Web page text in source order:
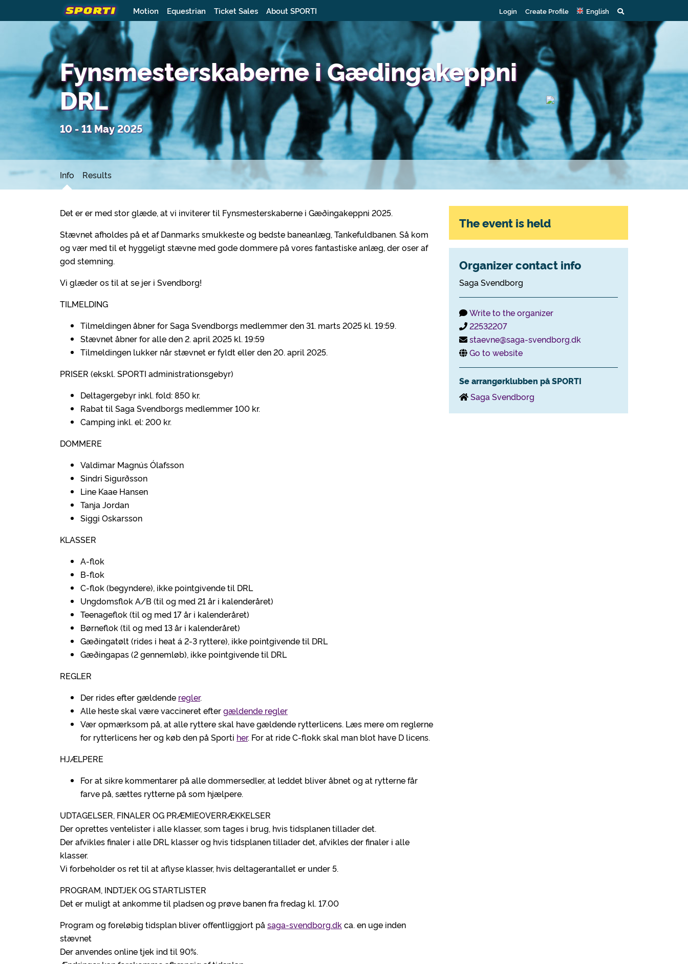
Motion Equestrian Ticket Sales About SPORTI Login Create Profile English
Fynsmesterskaberne i Gædingakeppni
DRL
10 - 11 May 2025
Info Results
Det er er med stor glæde, at vi inviterer til Fynsmesterskaberne i Gæðingakeppni 2025.
Stævnet afholdes på et af Danmarks smukkeste og bedste baneanlæg, Tankefuldbanen. Så kom
og vær med til et hyggeligt stævne med gode dommere på vores fantastiske anlæg, der oser af
god stemning.
Vi glæder os til at se jer i Svendborg!
TILMELDING
Tilmeldingen åbner for Saga Svendborgs medlemmer den 31. marts 2025 kl. 19:59.
Stævnet åbner for alle den 2. april 2025 kl. 19:59
Tilmeldingen lukker når stævnet er fyldt eller den 20. april 2025.
PRISER (ekskl. SPORTI administrationsgebyr)
Deltagergebyr inkl. fold: 850 kr.
Rabat til Saga Svendborgs medlemmer 100 kr.
Camping inkl. el: 200 kr.
DOMMERE
Valdimar Magnús Ólafsson
Sindri Sigurðsson
Line Kaae Hansen
Tanja Jordan
Siggi Oskarsson
KLASSER
A-flok
B-flok
C-flok (begyndere), ikke pointgivende til DRL
Ungdomsflok A/B (til og med 21 år i kalenderåret)
Teenageflok (til og med 17 år i kalenderåret)
Børneflok (til og med 13 år i kalenderåret)
Gæðingatølt (rides i heat á 2-3 ryttere), ikke pointgivende til DRL
Gæðingapas (2 gennemløb), ikke pointgivende til DRL
REGLER
Der rides efter gældende regler.
Alle heste skal være vaccineret eftergældende regler
Vær opmærksom på, at alle ryttere skal have gældende rytterlicens. Læs mere om reglerne
for rytterlicens her og køb den på Sporti her. For at ride C-flokk skal man blot have D licens.
HJÆLPERE
For at sikre kommentarer på alle dommersedler, at leddet bliver åbnet og at rytterne får
farve på, sættes rytterne på som hjælpere.
UDTAGELSER, FINALER OG PRÆMIEOVERRÆKKELSER
Der oprettes ventelister i alle klasser, som tages i brug, hvis tidsplanen tillader det.
Der afvikles finaler i alle DRL klasser og hvis tidsplanen tillader det, afvikles der finaler i alle
klasser.
Vi forbeholder os ret til at aflyse klasser, hvis deltagerantallet er under 5.
PROGRAM, INDTJEK OG STARTLISTER
Det er muligt at ankomme til pladsen og prøve banen fra fredag kl. 17.00
Program og foreløbig tidsplan bliver offentliggjort på saga-svendborg.dk ca. en uge inden
stævnet
Der anvendes online tjek ind til 90%.
The event is held
Organizer contact info
Saga Svendborg
Write to the organizer
22532207
staevne@saga-svendborg.dk
Go to website
Se arrangørklubben på SPORTI
Saga Svendborg